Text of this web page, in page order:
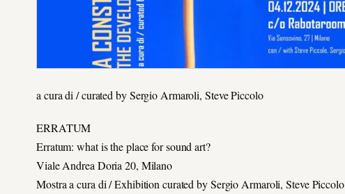
a cura di / curated by Sergio Armaroli, Steve Piccolo
ERRATUM
Erratum: what is the place for sound art?
Viale Andrea Doria 20, Milano
Mostra a cura di / Exhibition curated by Sergio Armaroli, Steve Piccolo